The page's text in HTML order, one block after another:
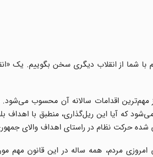
شما از انقلاب دیگری سخن بگوییم. یک
اقدامات سالانه آن محسوب
که آیا این ریل‌گذاری، منطبق با اهداف
مردم، همه ساله در این قانون مهم